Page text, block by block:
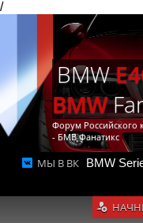
/
BMW
BMW
Форум Российского
- БМВ Фанатикс
МЫ В ВК BMW